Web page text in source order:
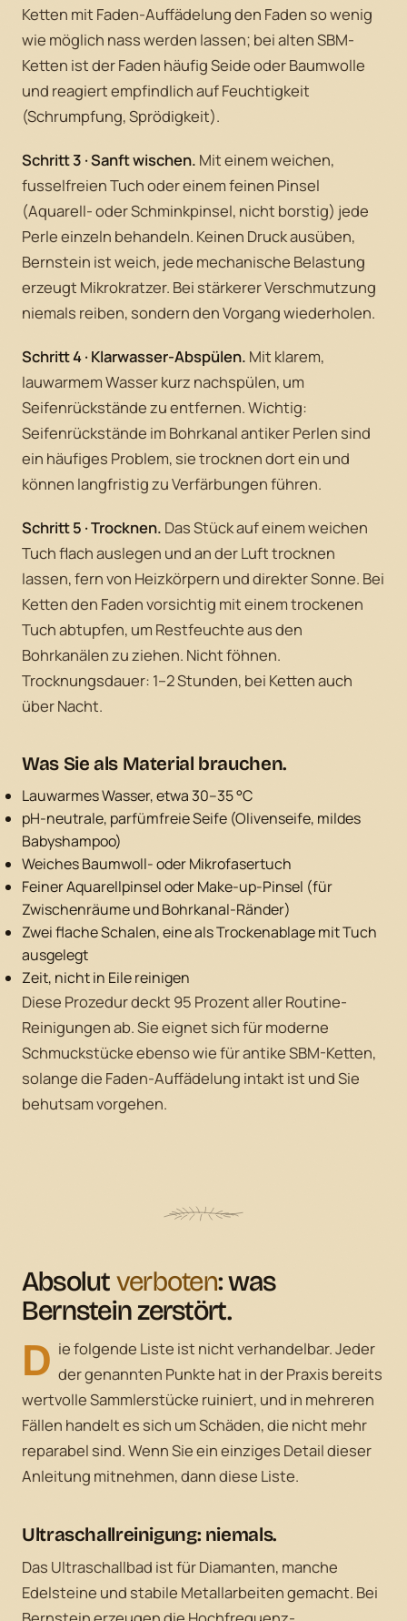
Ketten mit Faden-Auffädelung den Faden so wenig
wie möglich nass werden lassen; bei alten SBM-
Ketten ist der Faden häufig Seide oder Baumwolle
und reagiert empfindlich auf Feuchtigkeit
(Schrumpfung, Sprödigkeit).
Schritt 3 · Sanft wischen. Mit einem weichen,
fusselfreien Tuch oder einem feinen Pinsel
(Aquarell- oder Schminkpinsel, nicht borstig) jede
Perle einzeln behandeln. Keinen Druck ausüben,
Bernstein ist weich, jede mechanische Belastung
erzeugt Mikrokratzer. Bei stärkerer Verschmutzung
niemals reiben, sondern den Vorgang wiederholen.
Schritt 4 · Klarwasser-Abspülen. Mit klarem,
lauwarmem Wasser kurz nachspülen, um
Seifenrückstände zu entfernen. Wichtig:
Seifenrückstände im Bohrkanal antiker Perlen sind
ein häufiges Problem, sie trocknen dort ein und
können langfristig zu Verfärbungen führen.
Schritt 5 · Trocknen. Das Stück auf einem weichen
Tuch flach auslegen und an der Luft trocknen
lassen, fern von Heizkörpern und direkter Sonne. Bei
Ketten den Faden vorsichtig mit einem trockenen
Tuch abtupfen, um Restfeuchte aus den
Bohrkanälen zu ziehen. Nicht föhnen.
Trocknungsdauer: 1–2 Stunden, bei Ketten auch
über Nacht.
Was Sie als Material brauchen.
Lauwarmes Wasser, etwa 30–35 °C
pH-neutrale, parfümfreie Seife (Olivenseife, mildes
Babyshampoo)
Weiches Baumwoll- oder Mikrofasertuch
Feiner Aquarellpinsel oder Make-up-Pinsel (für
Zwischenräume und Bohrkanal-Ränder)
Zwei flache Schalen, eine als Trockenablage mit Tuch
ausgelegt
Zeit, nicht in Eile reinigen
Diese Prozedur deckt 95 Prozent aller Routine-
Reinigungen ab. Sie eignet sich für moderne
Schmuckstücke ebenso wie für antike SBM-Ketten,
solange die Faden-Auffädelung intakt ist und Sie
behutsam vorgehen.
Absolutverboten: was
Bernstein zerstört.
D ie folgende Liste ist nicht verhandelbar. Jeder
der genannten Punkte hat in der Praxis bereits
wertvolle Sammlerstücke ruiniert, und in mehreren
Fällen handelt es sich um Schäden, die nicht mehr
reparabel sind. Wenn Sie ein einziges Detail dieser
Anleitung mitnehmen, dann diese Liste.
Ultraschallreinigung: niemals.
Das Ultraschallbad ist für Diamanten, manche
Edelsteine und stabile Metallarbeiten gemacht. Bei